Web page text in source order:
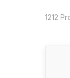
1212